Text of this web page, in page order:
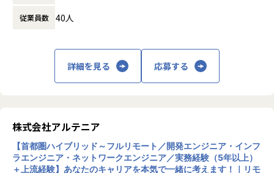
【業務の変更の範囲】
当社業務全般
運用保守 → 構築 → 設計 → クラウド
件を決定します。
「構築に行きたい」「クラウドに挑戦したい」などの希望を
前提にアサインを行います。
＜主な開発案件事例＞
使用スキル：DjangoFW・Python
担当工程：調査・要件定義・基本設計・詳細設計・構築・製
長を通じてビジネス変革を実現することを目
主な事業は、プロジェクトマネジメント、ソ
フトウェア開発、インフラソリューション開
発です。官公庁向けのMicrosoft 365移行（1
大規模案件の実績があります。近年は生成AI
関連プロジェクトにも注力しています。
リモートワーク率90％、有給取得率80％以
従業員数 40人
詳細を見る 応募する
株式会社アルテニア
【首都圏ハイブリッド～フルリモート／開発エンジニア・インフ
ラエンジニア・ネットワークエンジニア／実務経験（5年以上）
＋上流経験】あなたのキャリアを本気で一緒に考えます！｜リモ